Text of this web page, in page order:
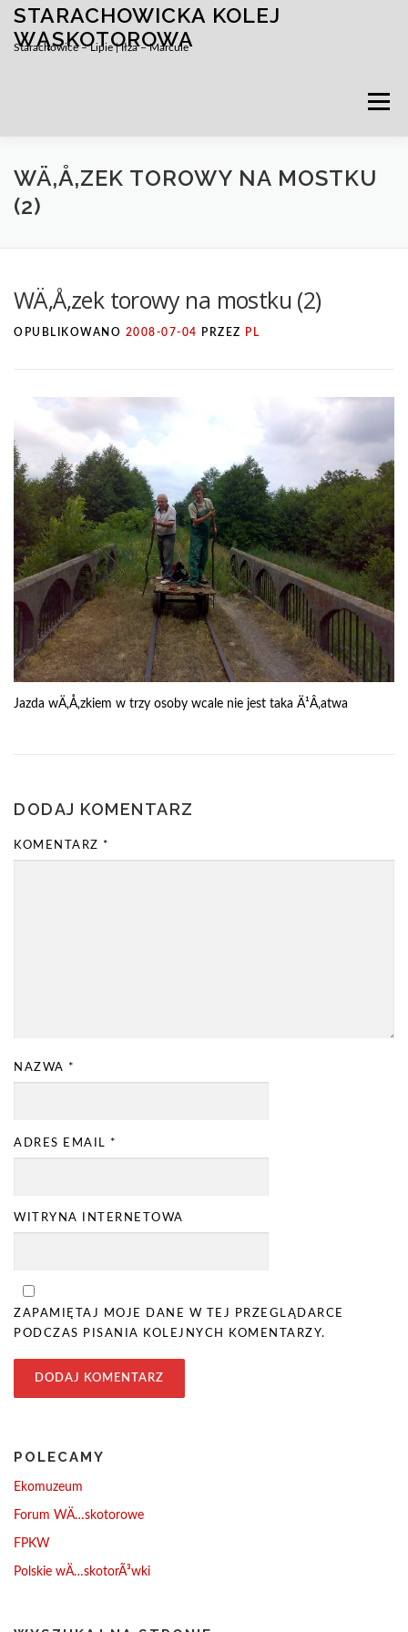
Przejdź
treści
STARACHOWICKA KOLEJ
WĄSKOTOROWA
Starachowice – Lipie | Iłża – Marcule
Menu
WÄ‚Å‚ZEK TOROWY NA MOSTKU
(2)
WÄ‚Å‚zek torowy na mostku (2)
OPUBLIKOWANO 2008-07-04 PRZEZ PL
Jazda wÄ‚Å‚zkiem w trzy osoby wcale nie jest taka Ä¹Â‚atwa
DODAJ KOMENTARZ
KOMENTARZ *
NAZWA *
ADRES EMAIL *
WITRYNA INTERNETOWA
ZAPAMIĘTAJ MOJE DANE W TEJ PRZEGLĄDARCE
PODCZAS PISANIA KOLEJNYCH KOMENTARZY.
POLECAMY
Ekomuzeum
Forum WÄ…skotorowe
FPKW
Polskie wÄ…skotorÃ³wki